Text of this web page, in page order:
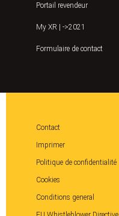
Portail revendeur
My XR | ->2021
Formulaire de contact
Contact
Imprimer
Politique de confidentialité
Cookies
Conditions general